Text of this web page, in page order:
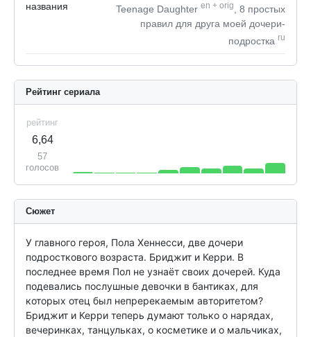
названия
Teenage Daughter en + orig
, 8 простых
правил для друга моей дочери-
подростка ru
Рейтинг сериала
рейтинг
6,64
57
голосов
Сюжет
У главного героя, Пола Хеннесси, две дочери
подросткового возраста. Бриджит и Керри. В
последнее время Пол не узнаёт своих дочерей. Куда
подевались послушные девочки в бантиках, для
которых отец был непререкаемым авторитетом?
Бриджит и Керри теперь думают только о нарядах,
вечеринках, танцульках, о косметике и о мальчиках,